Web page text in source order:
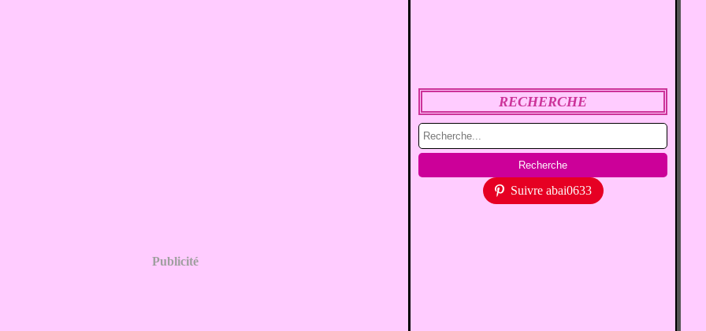
Publicité
RECHERCHE
Suivre abai0633